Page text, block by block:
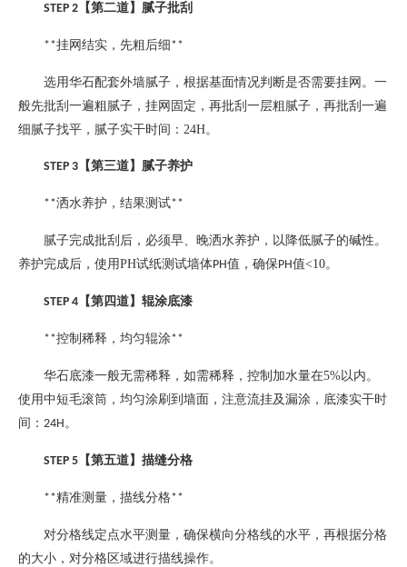
STEP 2 【第二道】腻子批刮
**挂网结实，先粗后细 **
选用华石配套外墙腻子，根据基面情况判断是否需要挂网。一
般先批刮一遍粗腻子，挂网固定，再批刮一层粗腻子，再批刮一遍
细腻子找平，腻子实干时间： 24H。
STEP 3 【第三道】腻子养护
**洒水养护，结果测试**
腻子完成批刮后，必须早、晚洒水养护，以降低腻子的碱性。
养护完成后，使用PH试纸测试墙体PH值，确保PH值<10。
STEP 4 【第四道】辊涂底漆
**控制稀释，均匀辊涂**
华石底漆一般无需稀释，如需稀释，控制加水量在5%以内。
使用中短毛滚筒，均匀涂刷到墙面，注意流挂及漏涂，底漆实干时
间： 24H。
STEP 5 【第五道】描缝分格
**精准测量，描线分格**
对分格线定点水平测量，确保横向分格线的水平，再根据分格
的大小，对分格区域进行描线操作。